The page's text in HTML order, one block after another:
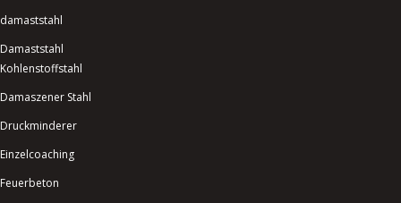
damaststahl
Damaststahl
Kohlenstoffstahl
Damaszener Stahl
Druckminderer
Einzelcoaching
Feuerbeton